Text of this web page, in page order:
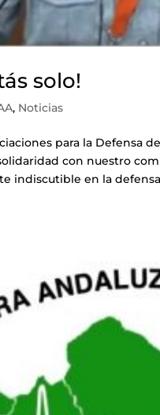
solo!
, Noticias
para la Defensa
con nuestro
indiscutible en la